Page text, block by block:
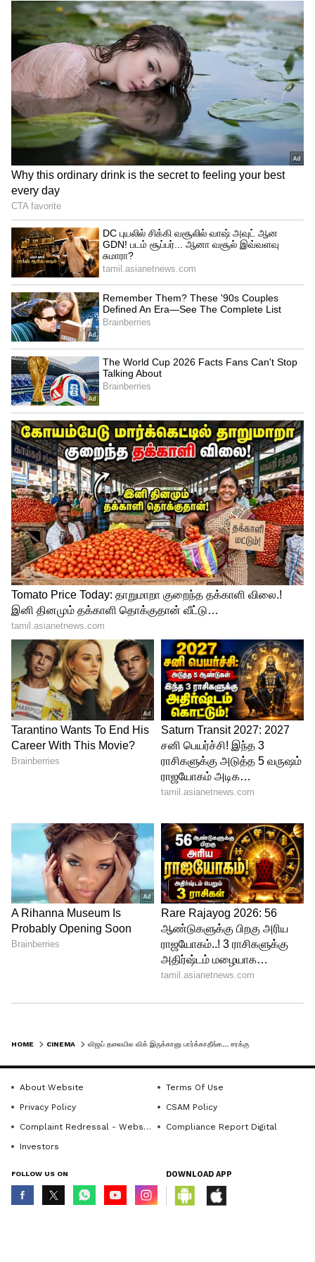
vijay
ஆனால், இளைஞர்கள் மத்தியில்
விஜய்க்கென்று ஒரு மாஸ் இருக்கிறது.
ஆனால் அவர் ஒரு கட்சியை ஆரம்பித்து
ஆட்சியை பிடிப்பாரா என்பது சந்தேகம்
தான். தற்போது இருக்கும் கட்சிகளின்
ஓட்டை வேண்டுமென்றால் அவர் பிரிப்பாரே
தவிர ஆட்சியை பிடிக்க வாய்ப்பில்லை.
நினைக்கிறேன்.
இதையும் படியுங்கள்...ஷாலினி முதல்
அசின் வரை... கல்யாணம் ஆனதும்
சினிமாவில் இருந்து விலகி குடும்ப
குத்துவிளக்காக மாறிய நடிகைகள்
4
5
Meesai Rajendran
விஜய் ரசிகர்களை மட்டுமே நம்பி
இருக்கிறார். சக நடிகர்களுடனே கனெக்ட்
ஆவார். ஷூட்டிங் ஸ்பாட்டில் விஜய்
எப்பவுமே தனிமையாக தான் இருப்பார்.
அவருக்கு நெருக்கமானவர்கள் யாரையும்
அவரிடம் நெருங்கவிட மாட்டார்கள்.
மேடையில் பேசியதை அரசியலில்
நிஜமாக்குவது விஜய்க்கு ரொம்ப கஷ்டம்.
5
vijay
விஜய்க்கு பேச்சுத்திறமை இருக்கிறதா
என்றால் அது சந்தேகம் தான். விஜய்க்கு
HOME CINEMA
About Website
Terms Of Use
Privacy Policy
CSAM Policy
Complaint Redressal - Website
Compliance Report Digital
Investors
FOLLOW US ON DOWNLOAD APP